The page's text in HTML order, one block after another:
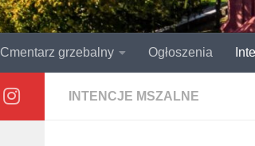
Cmentarz grzebalny Ogłoszenia
INTENCJE MSZALNE